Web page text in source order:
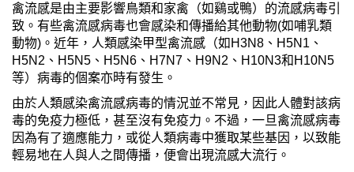
禽流感是由主要影響鳥類和家禽（如鷄或鴨）的流感病毒引
致。有些禽流感病毒也會感染和傳播給其他動物(如哺乳類
動物)。近年，人類感染甲型禽流感（如H3N8、H5N1、
H5N2、H5N5、H5N6、H7N7、H9N2、H10N3和H10N5
等）病毒的個案亦時有發生。
由於人類感染禽流感病毒的情況並不常見，因此人體對該病
毒的免疫力極低，甚至沒有免疫力。不過，一旦禽流感病毒
因為有了適應能力，或從人類病毒中獲取某些基因，以致能
輕易地在人與人之間傳播，便會出現流感大流行。